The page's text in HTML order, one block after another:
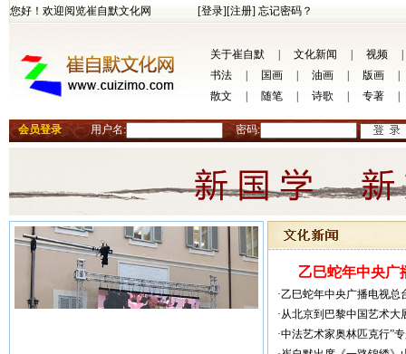
您好！欢迎阅览崔自默文化网 [登录][注册] 忘记密码？
关于崔自默 文化新闻 视频
书法
国画 油画 版画
散文
随笔 诗歌 专著
会员登录 用户名: 密码:
乙巳蛇年中央广
·乙巳蛇年中央广播电视总
·从北京到巴黎中国艺术
·中法艺术家奥林匹克行”